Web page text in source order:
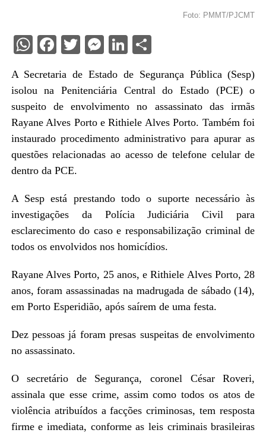
Foto: PMMT/PJCMT
WhatsApp
Facebook
Twitter
Messenger
LinkedIn
Share
A Secretaria de Estado de Segurança Pública (Sesp)
isolou na Penitenciária Central do Estado (PCE) o
suspeito de envolvimento no assassinato das irmãs
Rayane Alves Porto e Rithiele Alves Porto. Também foi
instaurado procedimento administrativo para apurar as
questões relacionadas ao acesso de telefone celular de
dentro da PCE.
A Sesp está prestando todo o suporte necessário às
investigações da Polícia Judiciária Civil para
esclarecimento do caso e responsabilização criminal de
todos os envolvidos nos homicídios.
Rayane Alves Porto, 25 anos, e Rithiele Alves Porto, 28
anos, foram assassinadas na madrugada de sábado (14),
em Porto Esperidião, após saírem de uma festa.
Dez pessoas já foram presas suspeitas de envolvimento
no assassinato.
O secretário de Segurança, coronel César Roveri,
assinala que esse crime, assim como todos os atos de
violência atribuídos a facções criminosas, tem resposta
firme e imediata, conforme as leis criminais brasileiras